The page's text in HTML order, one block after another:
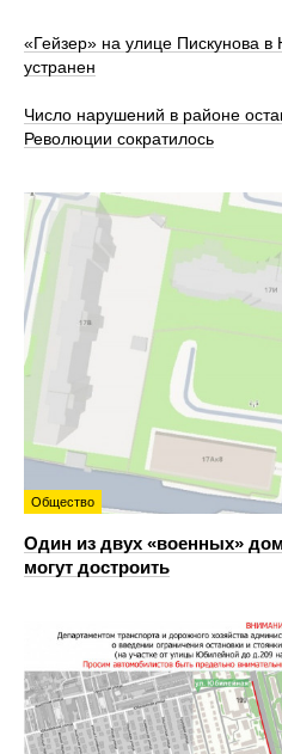
«Гейзер» на улице Пискунова
устранен
Число нарушений в районе
Революции сократилось
Общество
Один из двух «военных»
могут достроить